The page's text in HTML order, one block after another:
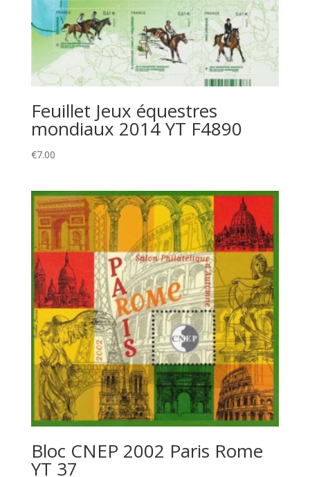
Feuillet Jeux équestres
mondiaux 2014 YT F4890
€7.00
Bloc CNEP 2002 Paris Rome
YT 37